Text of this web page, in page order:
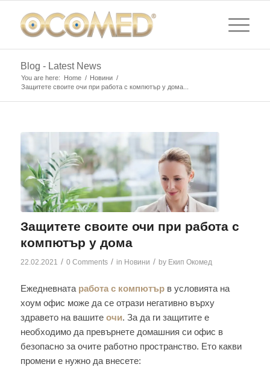
Blog - Latest News
You are here: Home / Новини /
Защитете своите очи при работа с компютър у дома...
Защитете своите очи при работа с
компютър у дома
22.02.2021 / 0 Comments / in Новини / by Екип Окомед
Ежедневната работа с компютърв условията на
хоум офис може да се отрази негативно върху
здравето на вашите очи. За да ги защитите е
необходимо да превърнете домашния си офис в
безопасно за очите работно пространство. Ето какви
промени е нужно да внесете: